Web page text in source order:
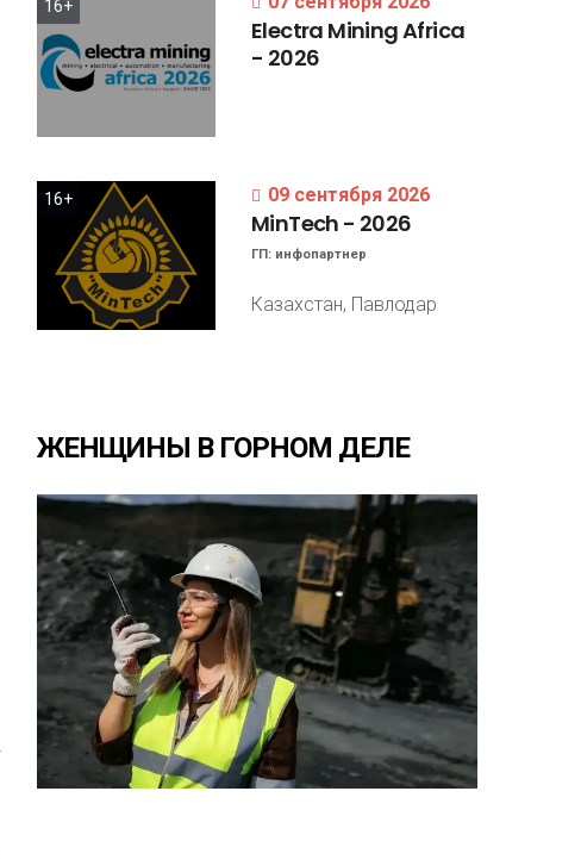
16+
Electra MiningAfrica
- 2026
16+ 09 сентября 2026
MinTech - 2026
ГП: инфопартнер
Казахстан, Павлодар
ЖЕНЩИНЫ В ГОРНОМ ДЕЛЕ